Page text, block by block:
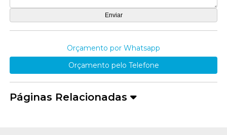
Orçamento por Whatsapp
Orçamento pelo Telefone
Páginas Relacionadas